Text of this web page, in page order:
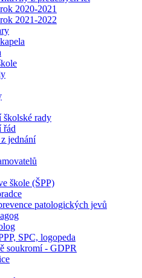
2020-2021
2021-2022
školské rady
řád
jednání
škole (ŠPP)
patologických jevů
SPC, logopeda
soukromí - GDPR